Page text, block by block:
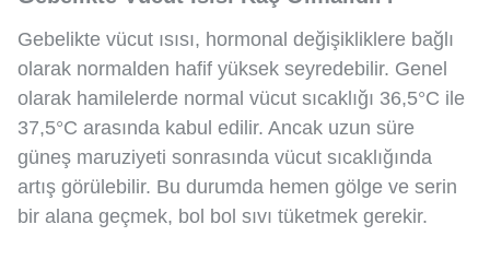
Gebelikte vücut ısısı, hormonal değişikliklere bağlı
olarak normalden hafif yüksek seyredebilir. Genel
olarak hamilelerde normal vücut sıcaklığı 36,5°C ile
37,5°C arasında kabul edilir. Ancak uzun süre
güneş maruziyeti sonrasında vücut sıcaklığında
artış görülebilir. Bu durumda hemen gölge ve serin
bir alana geçmek, bol bol sıvı tüketmek gerekir.